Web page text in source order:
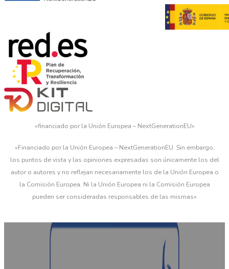
«financiado por la Unión Europea – NextGenerationEU»
«Financiado por la Unión Europea – NextGenerationEU. Sin embargo,
los puntos de vista y las opiniones expresadas son únicamente los del
autor o autores y no reflejan necesariamente los de la Unión Europea o
la Comisión Europea. Ni la Unión Europea ni la Comisión Europea
pueden ser consideradas responsables de las mismas»